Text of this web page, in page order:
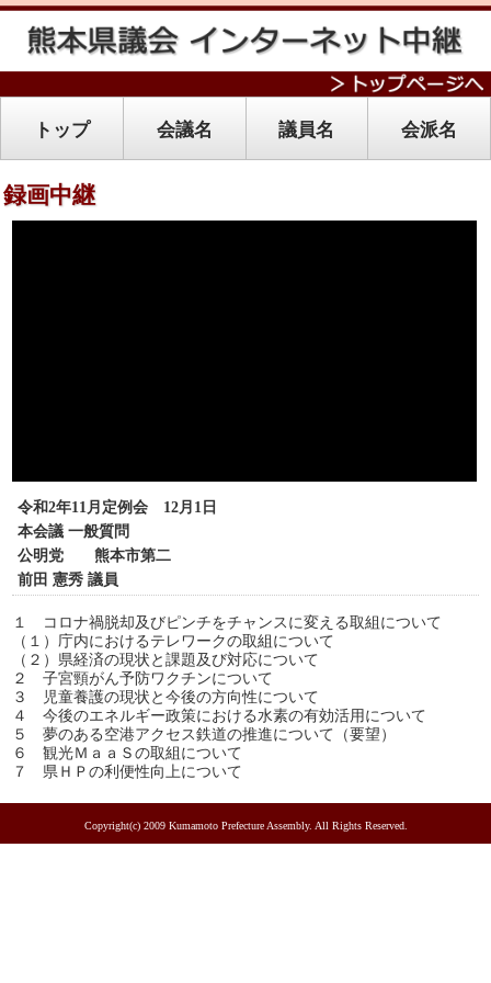
トップ 会議名 議員名 会派名
録画中継
令和2年11月定例会 12月1日
本会議 一般質問
公明党 熊本市第二
前田 憲秀 議員
１ コロナ禍脱却及びピンチをチャンスに変える取組について
（１）庁内におけるテレワークの取組について
（２）県経済の現状と課題及び対応について
２ 子宮頸がん予防ワクチンについて
３ 児童養護の現状と今後の方向性について
４ 今後のエネルギー政策における水素の有効活用について
５ 夢のある空港アクセス鉄道の推進について（要望）
６ 観光ＭａａＳの取組について
７ 県ＨＰの利便性向上について
Copyright(c) 2009 Kumamoto Prefecture Assembly. All Rights Reserved.